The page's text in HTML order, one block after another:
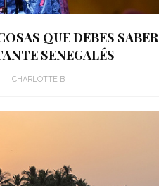
QUE DEBES SABER
SENEGALÉS
CHARLOTTE B